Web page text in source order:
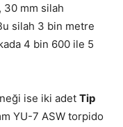
, 30 mm silah
silah 3 bin metre
4 bin 600 ile 5
ise iki adet Tip
YU-7 ASW torpido